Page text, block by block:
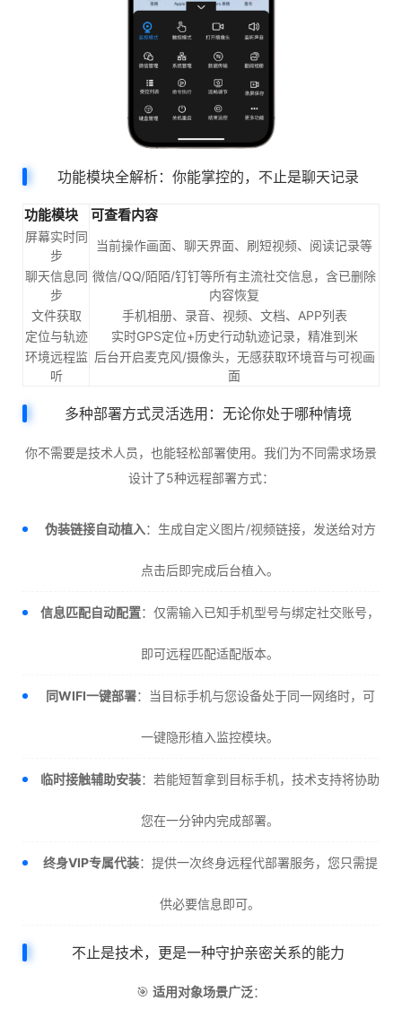
功能模块全解析：你能掌控的，不止是聊天记录
功能模块 可查看内容
屏幕实时同
步
当前操作画面、聊天界面、刷短视频、阅读记录等
聊天信息同
步
微信/QQ/陌陌/钉钉等所有主流社交信息，含已删除
内容恢复
文件获取
手机相册、录音、视频、文档、APP列表
定位与轨迹
实时GPS定位+历史行动轨迹记录，精准到米
环境远程监
听
后台开启麦克风/摄像头，无感获取环境音与可视画
面
多种部署方式灵活选用：无论你处于哪种情境
你不需要是技术人员，也能轻松部署使用。我们为不同需求场景
设计了5种远程部署方式：
伪装链接自动植入：生成自定义图片/视频链接，发送给对方
点击后即完成后台植入。
信息匹配自动配置：仅需输入已知手机型号与绑定社交账号，
即可远程匹配适配版本。
同WIFI一键部署：当目标手机与您设备处于同一网络时，可
一键隐形植入监控模块。
临时接触辅助安装：若能短暂拿到目标手机，技术支持将协助
您在一分钟内完成部署。
终身VIP专属代装：提供一次终身远程代部署服务，您只需提
供必要信息即可。
不止是技术，更是一种守护亲密关系的能力
🎯 适用对象场景广泛：